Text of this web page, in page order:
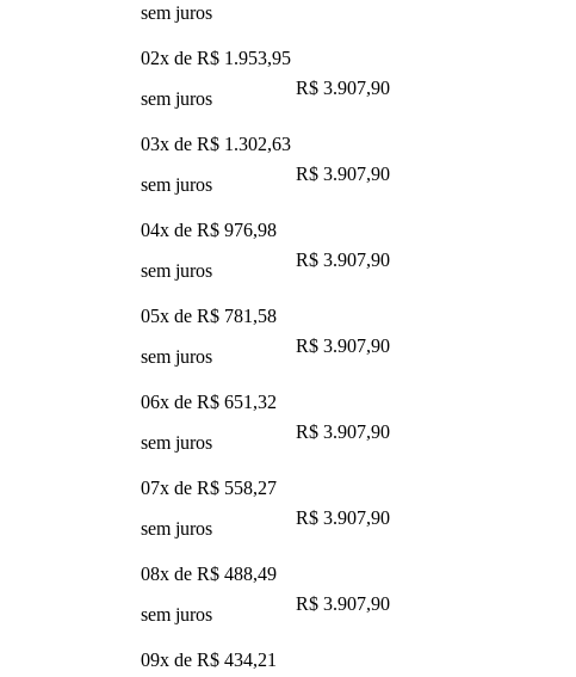
sem juros
02x de R$ 1.953,95
sem juros
R$ 3.907,90
03x de R$ 1.302,63
sem juros
R$ 3.907,90
04x de R$ 976,98
sem juros
R$ 3.907,90
05x de R$ 781,58
sem juros
R$ 3.907,90
06x de R$ 651,32
sem juros
R$ 3.907,90
07x de R$ 558,27
sem juros
R$ 3.907,90
08x de R$ 488,49
sem juros
R$ 3.907,90
09x de R$ 434,21